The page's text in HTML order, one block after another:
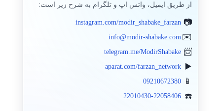
از طریق ایمیل، واتس اپ و تلگرام به شرح زیر است:
instagram.com/modir_shabake_farzan
info@modir-shabake.com
telegram.me/ModirShabake
aparat.com/farzan_network
09210672380
22010430-22058406